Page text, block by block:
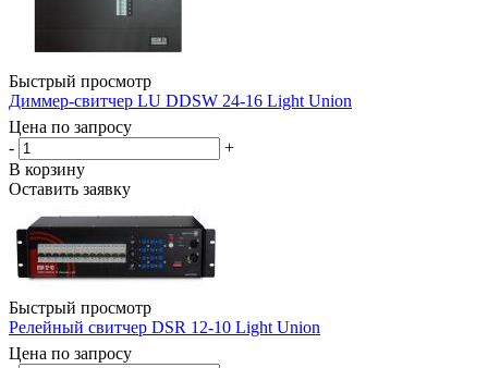
Быстрый просмотр
Диммер-свитчер LU DDSW 24-16 Light Union
Цена по запросу
-
+
В корзину
Оставить заявку
Быстрый просмотр
Релейный свитчер DSR 12-10 Light Union
Цена по запросу